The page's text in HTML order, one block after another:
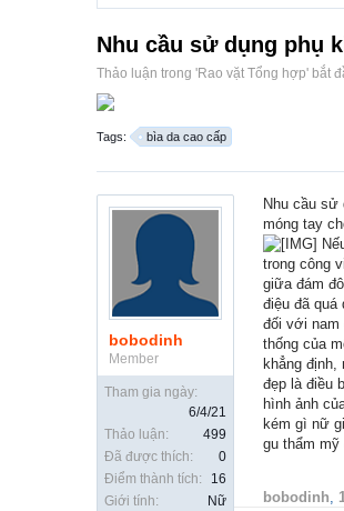
Nhu cầu sử dụng phụ
Thảo luận trong 'Rao vặt Tổng hợp' bắt
Tags: bìa da cao cấp
bobodinh
Member
Tham gia ngày:
6/4/21
Thảo luận:
499
Đã được thích:
0
Điểm thành tích:
16
Giới tính:
Nữ
Nhu cầu sử
móng tay
trong công
giữa đám
điệu đã
đối với nam
thống của
khẳng
đẹp là điều
hình ảnh
kém gì nữ
gu thẩm
bobodinh,